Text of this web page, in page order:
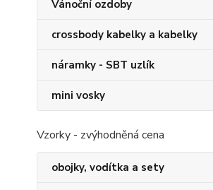
Vánoční ozdoby
crossbody kabelky a kabelky
náramky - SBT uzlík
mini vosky
Vzorky - zvýhodněná cena
obojky, vodítka a sety